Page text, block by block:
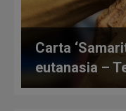
Carta
eutanasia –